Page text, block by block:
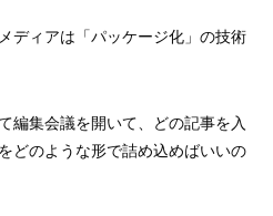
ディアは「パッケージ化」の技術
編集会議を開いて、どの記事を入
どのような形で詰め込めばいいの